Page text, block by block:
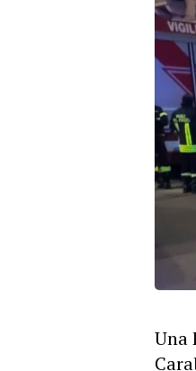
Una